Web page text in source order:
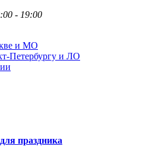
- 19:00
и МО
Петербургу и ЛО
праздника